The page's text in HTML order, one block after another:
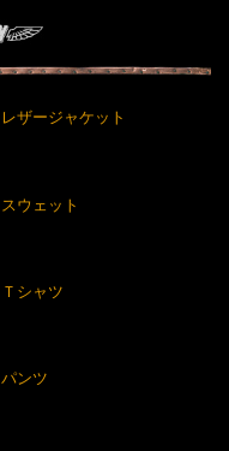
レザージャケット
スウェット
Ｔシャツ
パンツ